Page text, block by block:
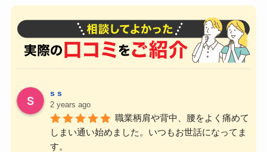
s s
2 years ago
職業柄肩や背中、腰をよく痛めて
しまい通い始めました。いつもお世話になってま
す。